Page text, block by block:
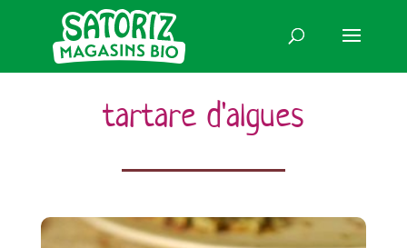
tartare d'algues